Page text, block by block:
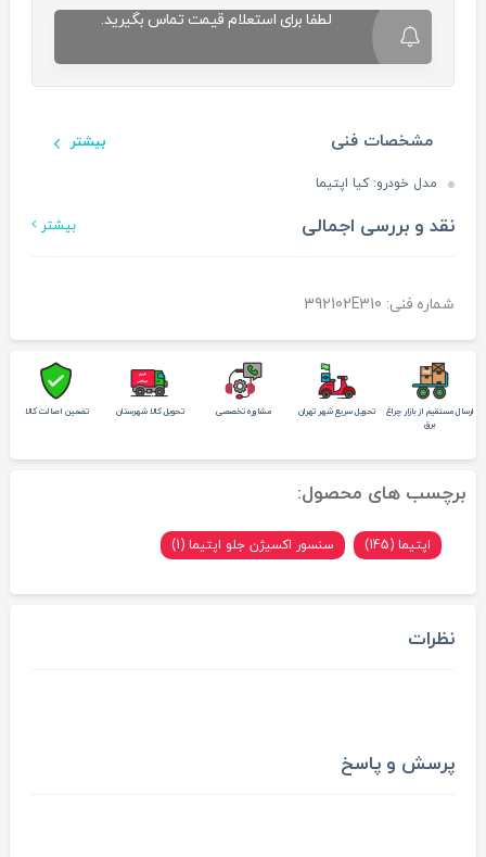
لطفا برای استعلام قیمت تماس بگیرید.
مشخصات فنی بیشتر
مدل خودرو:کیا اپتیما
نقد و بررسی اجمالی بیشتر
شماره فنی: 392102E310
ارسال مستقیم از بازار چراغ
برق
تحویل سریع شهر تهران مشاوره تخصصی تحویل کالا شهرستان تضمین اصالت کالا
برچسب های محصول:
اپتیما (145) سنسور اکسیژن جلو اپتیما (1)
نظرات
پرسش و پاسخ